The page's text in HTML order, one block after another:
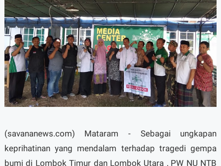
(savananews.com) Mataram - Sebagai ungkapan
keprihatinan yang mendalam terhadap tragedi gempa
bumi di Lombok Timur dan Lombok Utara , PW NU NTB